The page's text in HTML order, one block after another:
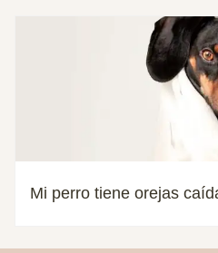
Mi perro tiene orejas